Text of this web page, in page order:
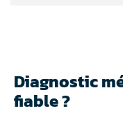
Diagnostic
fiable ?